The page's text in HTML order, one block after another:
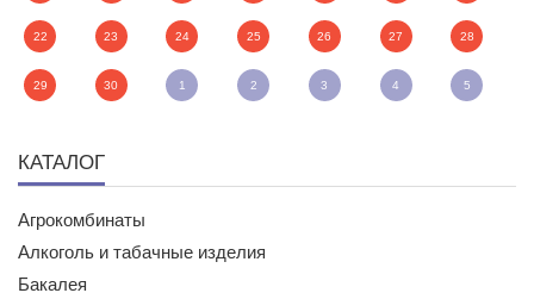
22 23 24 25 26 27 28
29 30 1 2 3 4 5
КАТАЛОГ
Агрокомбинаты
Алкоголь и табачные изделия
Бакалея